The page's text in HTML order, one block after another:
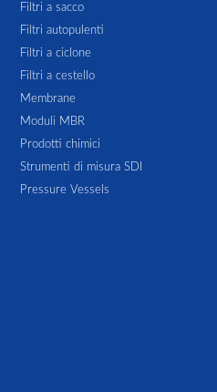
Filtri a sacco
Filtri autopulenti
Filtri a ciclone
Filtri a cestello
Membrane
Moduli MBR
Prodotti chimici
Strumenti di misura SDI
Pressure Vessels